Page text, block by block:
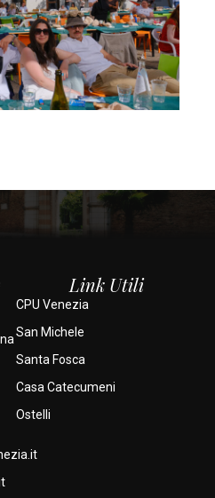
Link Utili
CPU Venezia
San Michele
Santa Fosca
Casa Catecumeni
Ostelli